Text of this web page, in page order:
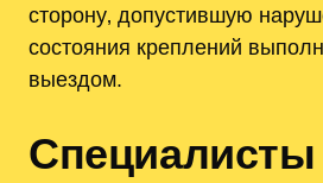
сторону‚ допустившую
состояния креплений
выездом.
Специалисты